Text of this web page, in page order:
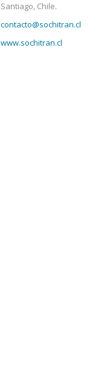
Santiago, Chile.
contacto@sochitran.cl
www.sochitran.cl